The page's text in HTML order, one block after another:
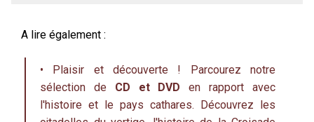
A lire également :
• Plaisir et découverte ! Parcourez notre
sélection de CD et DVD en rapport avec
l'histoire et le pays cathares. Découvrez les